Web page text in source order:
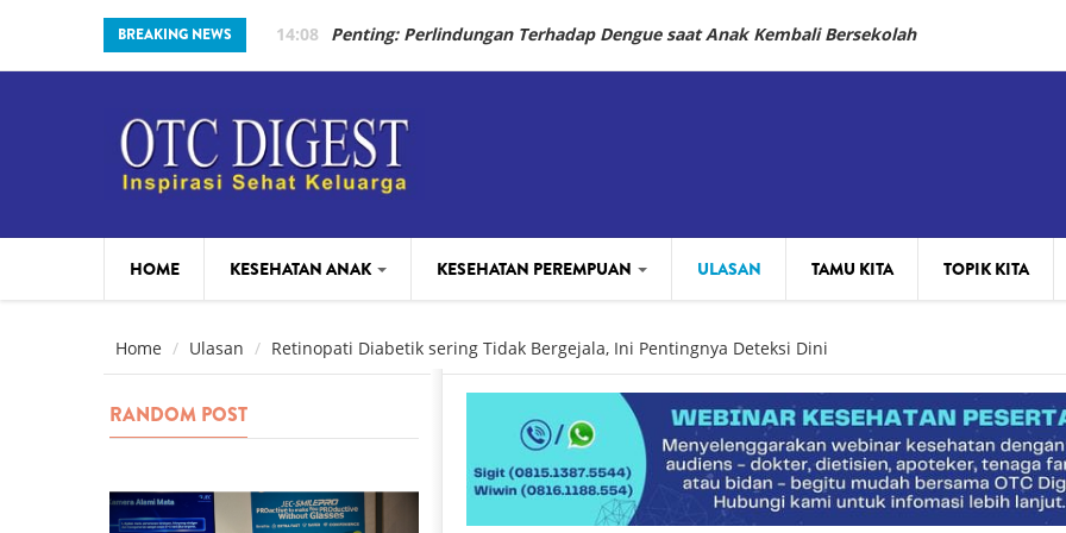
Skip to main content
BREAKING NEWS 14:08 Penting: Perlindungan Terhadap Dengue saat Anak Kembali Bersekolah
HOME KESEHATAN ANAK
PARENTING
KESEHATAN PEREMPUAN
BEAUTY
ULASAN TAMU KITA TOPIK KITA
Home Ulasan Retinopati Diabetik sering Tidak Bergejala, Ini Pentingnya Deteksi Dini
RANDOM POST